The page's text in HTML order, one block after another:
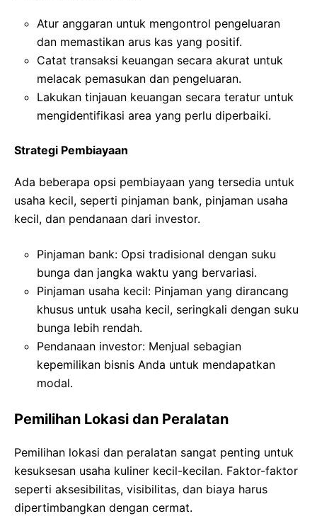
Atur anggaran untuk mengontrol pengeluaran
dan memastikan arus kas yang positif.
Catat transaksi keuangan secara akurat untuk
melacak pemasukan dan pengeluaran.
Lakukan tinjauan keuangan secara teratur untuk
mengidentifikasi area yang perlu diperbaiki.
Strategi Pembiayaan
Ada beberapa opsi pembiayaan yang tersedia untuk
usaha kecil, seperti pinjaman bank, pinjaman usaha
kecil, dan pendanaan dari investor.
Pinjaman bank: Opsi tradisional dengan suku
bunga dan jangka waktu yang bervariasi.
Pinjaman usaha kecil: Pinjaman yang dirancang
khusus untuk usaha kecil, seringkali dengan suku
bunga lebih rendah.
Pendanaan investor: Menjual sebagian
kepemilikan bisnis Anda untuk mendapatkan
modal.
Pemilihan Lokasi dan Peralatan
Pemilihan lokasi dan peralatan sangat penting untuk
kesuksesan usaha kuliner kecil-kecilan. Faktor-faktor
seperti aksesibilitas, visibilitas, dan biaya harus
dipertimbangkan dengan cermat.